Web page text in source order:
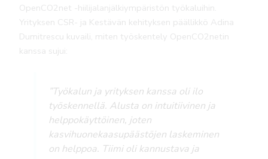
OpenCO2net -hiilijalanjälkiympäristön työkaluihin.
Yrityksen CSR- ja Kestävän kehityksen päällikkö Adina
Dumitrescu kuvaili, miten työskentely OpenCO2netin
kanssa sujui:
”Työkalun ja yrityksen kanssa oli ilo
työskennellä. Alusta on intuitiivinen ja
helppokäyttöinen, joten
kasvihuonekaasupäästöjen laskeminen
on helppoa. Tiimi oli kannustava ja